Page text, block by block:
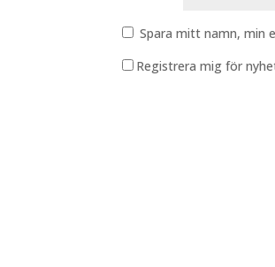
Spara mitt namn, min
Registrera mig för